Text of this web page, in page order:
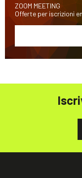
ZOOM MEETING
Offerte per iscrizioni